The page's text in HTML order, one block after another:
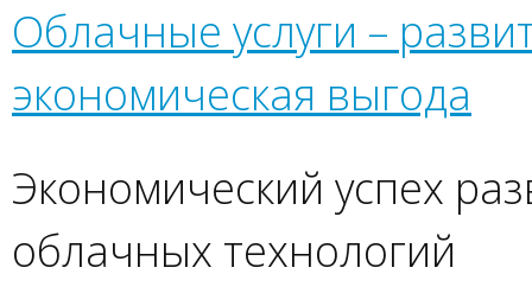
Облачные услуги –
экономическая выгода
Экономический успех
облачных технологий